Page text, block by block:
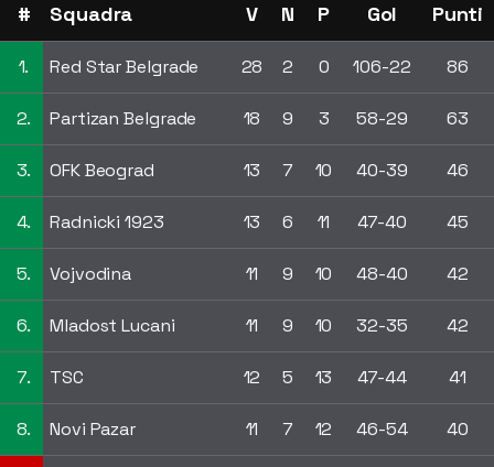
# Squadra V N P Gol Punti
1. Red Star Belgrade 28 2 0 106-22 86
2. Partizan Belgrade 18 9 3 58-29 63
3. OFK Beograd 13 7 10 40-39 46
4. Radnicki 1923 13 6 11 47-40 45
5. Vojvodina 11 9 10 48-40 42
6. Mladost Lucani 11 9 10 32-35 42
7. TSC 12 5 13 47-44 41
8. Novi Pazar 11 7 12 46-54 40